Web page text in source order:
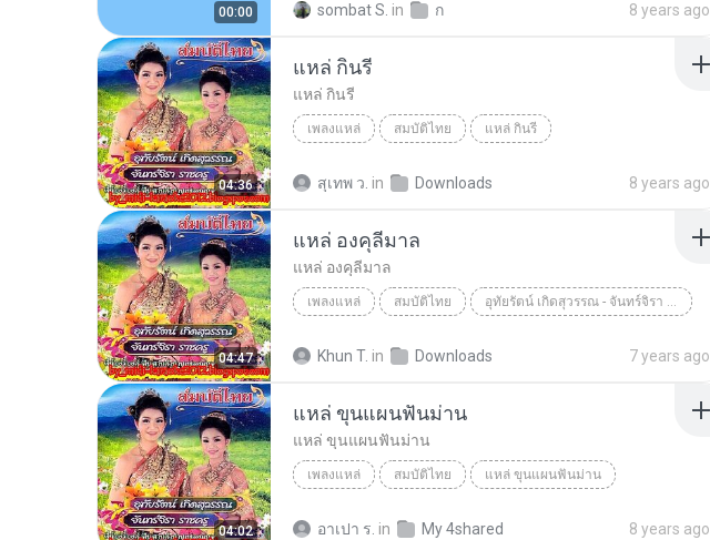
00:00 sombat S. in ก 8 years ago
04:36
แหล่ กินรี
แหล่ กินรี
เพลงแหล่ สมบัติไทย แหล่ กินรี
สุเทพ ว. in Downloads 8 years ago
04:47
แหล่ องคุลีมาล
แหล่ องคุลีมาล
เพลงแหล่ สมบัติไทย อุทัยรัตน์ เกิดสุวรรณ - จันทร์จิรา ราชครู
Khun T. in Downloads 7 years ago
04:02
แหล่ ขุนแผนฟันม่าน
แหล่ ขุนแผนฟันม่าน
เพลงแหล่ สมบัติไทย แหล่ ขุนแผนฟันม่าน
อาเปา ร. in My 4shared 8 years ago